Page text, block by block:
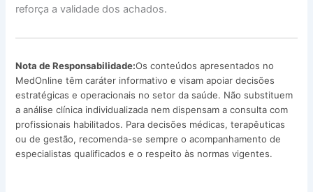
reforça a validade dos achados.
Nota de Responsabilidade:Os conteúdos apresentados no
MedOnline têm caráter informativo e visam apoiar decisões
estratégicas e operacionais no setor da saúde. Não substituem
a análise clínica individualizada nem dispensam a consulta com
profissionais habilitados. Para decisões médicas, terapêuticas
ou de gestão, recomenda-se sempre o acompanhamento de
especialistas qualificados e o respeito às normas vigentes.